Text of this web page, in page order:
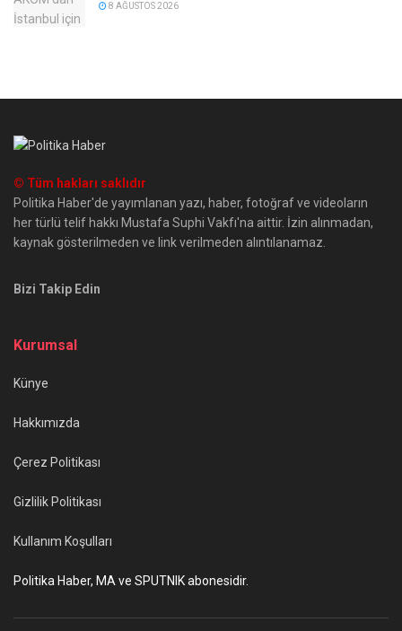
8 AĞUSTOS 2026
© Tüm hakları saklıdır
Politika Haber'de yayımlanan yazı, haber, fotoğraf ve videoların
her türlü telif hakkı Mustafa Suphi Vakfı'na aittir. İzin alınmadan,
kaynak gösterilmeden ve link verilmeden alıntılanamaz.
Bizi Takip Edin
Kurumsal
Künye
Hakkımızda
Çerez Politikası
Gizlilik Politikası
Kullanım Koşulları
Politika Haber, MA ve SPUTNIK abonesidir.